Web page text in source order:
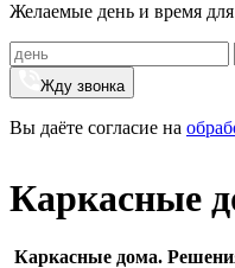
Желаемые день и время для
Жду звонка
Вы даёте согласие на
Каркасные
Каркасные дома.